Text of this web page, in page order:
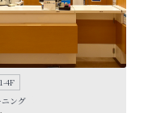
4F
ング